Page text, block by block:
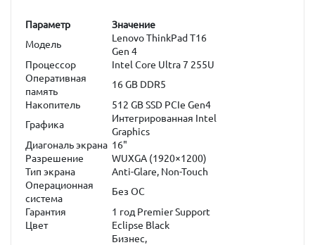
Параметр
Значение
Модель
Lenovo ThinkPad T16
Gen 4
Процессор
Intel Core Ultra 7 255U
Оперативная
память
16 GB DDR5
Накопитель
512 GB SSD PCIe Gen4
Графика
Интегрированная Intel
Graphics
Диагональ экрана 16"
Разрешение
WUXGA (1920×1200)
Тип экрана
Anti-Glare, Non-Touch
Операционная
система
Без ОС
Гарантия
1 год Premier Support
Цвет
Eclipse Black
Бизнес,